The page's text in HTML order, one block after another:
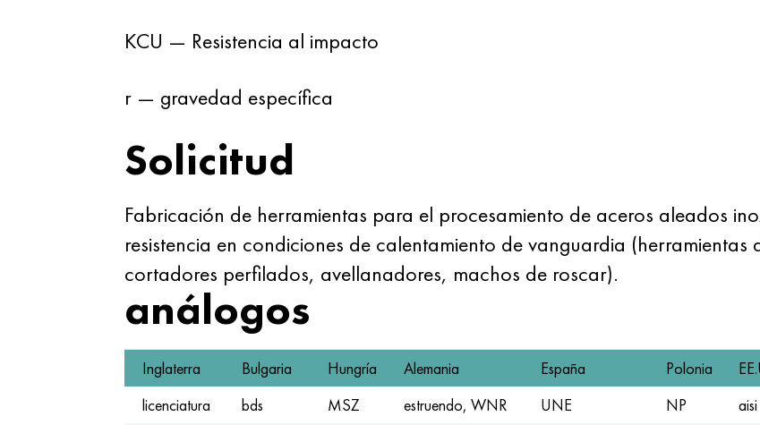
KCU — Resistencia al impacto
r — gravedad específica
Solicitud
Fabricación de herramientas para el procesamiento de aceros aleados
resistencia en condiciones de calentamiento de vanguardia (herramientas
cortadores perfilados, avellanadores, machos de roscar).
análogos
Inglaterra Bulgaria Hungría Alemania España Polonia
licenciatura
bds MSZ estruendo, WNR UNE NP aisi